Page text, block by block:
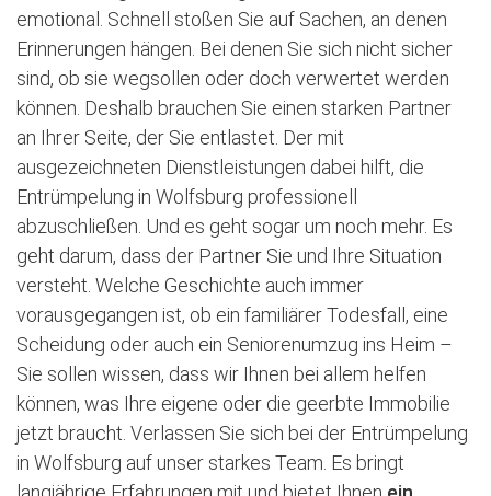
emotional. Schnell stoßen Sie auf Sachen, an denen
Erinnerungen hängen. Bei denen Sie sich nicht sicher
sind, ob sie wegsollen oder doch verwertet werden
können. Deshalb brauchen Sie einen starken Partner
an Ihrer Seite, der Sie entlastet. Der mit
ausgezeichneten Dienstleistungen dabei hilft, die
Entrümpelung in Wolfsburg professionell
abzuschließen. Und es geht sogar um noch mehr. Es
geht darum, dass der Partner Sie und Ihre Situation
versteht. Welche Geschichte auch immer
vorausgegangen ist, ob ein familiärer Todesfall, eine
Scheidung oder auch ein Seniorenumzug ins Heim –
Sie sollen wissen, dass wir Ihnen bei allem helfen
können, was Ihre eigene oder die geerbte Immobilie
jetzt braucht. Verlassen Sie sich bei der Entrümpelung
in Wolfsburg auf unser starkes Team. Es bringt